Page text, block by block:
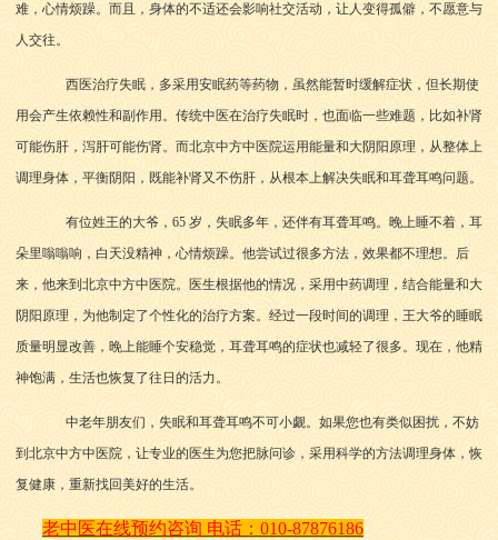
难，心情烦躁。而且，身体的不适还会影响社交活动，让人变得孤僻，不愿意与
人交往。
西医治疗失眠，多采用安眠药等药物，虽然能暂时缓解症状，但长期使
用会产生依赖性和副作用。传统中医在治疗失眠时，也面临一些难题，比如补肾
可能伤肝，泻肝可能伤肾。而北京中方中医院运用能量和大阴阳原理，从整体上
调理身体，平衡阴阳，既能补肾又不伤肝，从根本上解决失眠和耳聋耳鸣问题。
有位姓王的大爷，65 岁，失眠多年，还伴有耳聋耳鸣。晚上睡不着，耳
朵里嗡嗡响，白天没精神，心情烦躁。他尝试过很多方法，效果都不理想。后
来，他来到北京中方中医院。医生根据他的情况，采用中药调理，结合能量和大
阴阳原理，为他制定了个性化的治疗方案。经过一段时间的调理，王大爷的睡眠
质量明显改善，晚上能睡个安稳觉，耳聋耳鸣的症状也减轻了很多。现在，他精
神饱满，生活也恢复了往日的活力。
中老年朋友们，失眠和耳聋耳鸣不可小觑。如果您也有类似困扰，不妨
到北京中方中医院，让专业的医生为您把脉问诊，采用科学的方法调理身体，恢
复健康，重新找回美好的生活。
老中医在线预约咨询 电话： 010-87876186